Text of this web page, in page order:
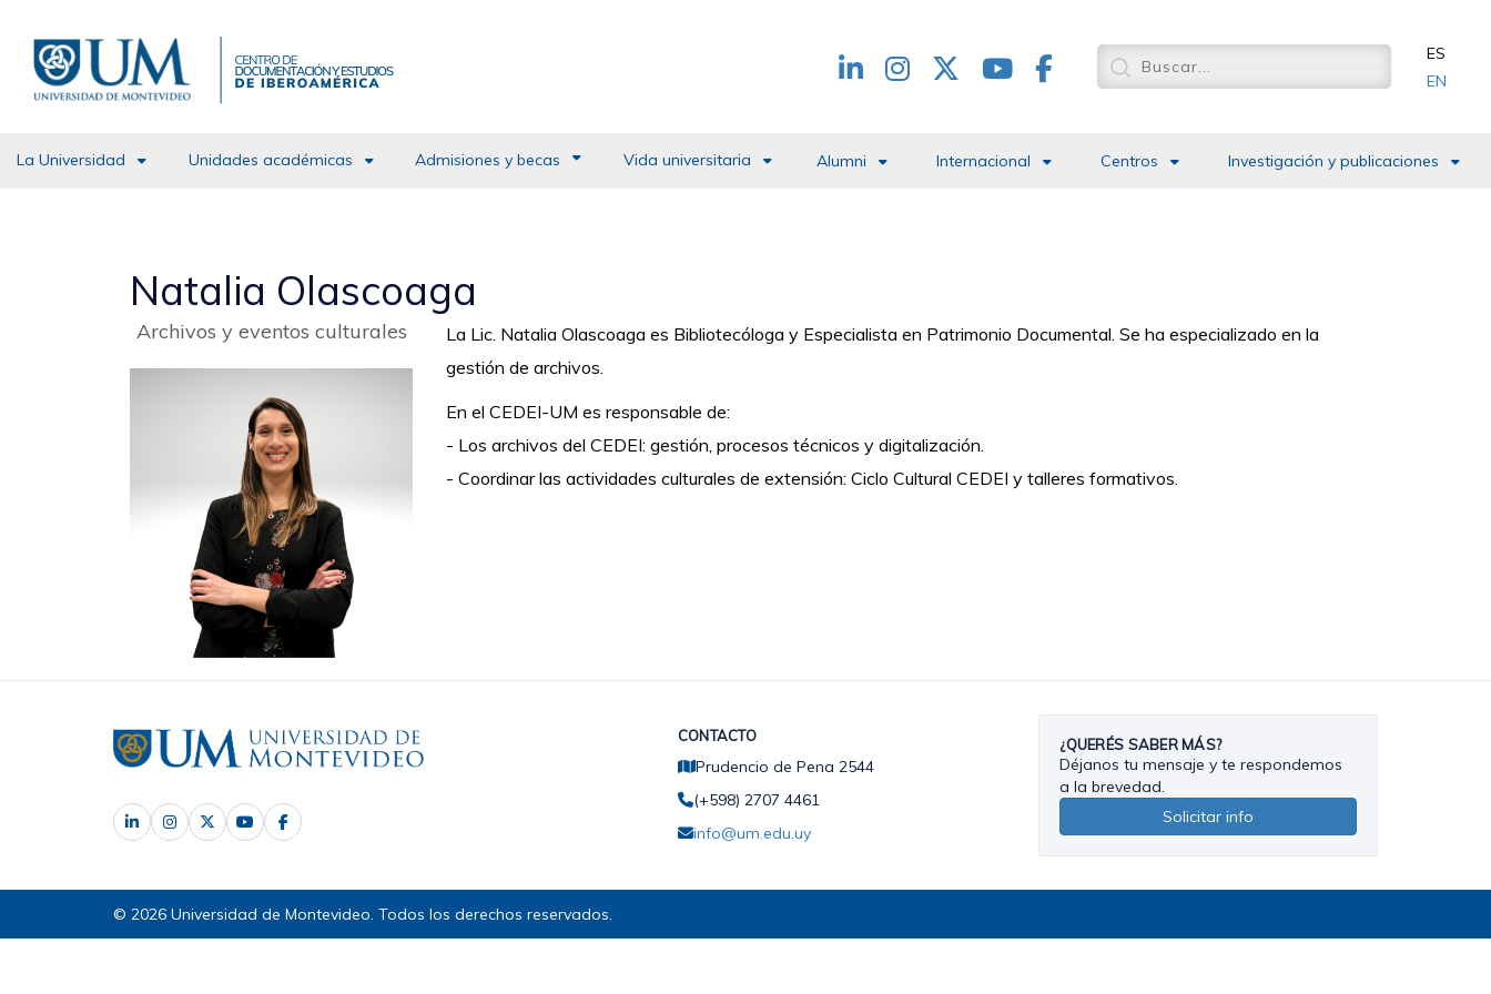
contenido
principal
Redes
ES
EN
La Universidad Unidades académicas Admisiones y becas Vida universitaria Alumni Internacional Centros Investigación y publicaciones
Natalia Olascoaga
Archivos y eventos culturales
La Lic. Natalia Olascoaga es Bibliotecóloga y Especialista en Patrimonio Documental. Se ha especializado en la
gestión de archivos.
En el CEDEI-UM es responsable de:
- Los archivos del CEDEI: gestión, procesos técnicos y digitalización.
- Coordinar las actividades culturales de extensión: Ciclo Cultural CEDEI y talleres formativos.
CONTACTO
Prudencio de Pena 2544
(+598) 2707 4461
info@um.edu.uy
¿QUERÉS SABER MÁS?
Déjanos tu mensaje y te respondemos
a la brevedad.
Solicitar info
© 2026 Universidad de Montevideo. Todos los derechos reservados.